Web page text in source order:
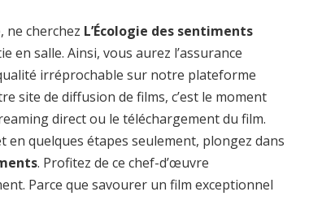
ne cherchez L’Écologie des sentiments
en salle. Ainsi, vous aurez l’assurance
irréprochable sur notre plateforme
site de diffusion de films, c’est le moment
direct ou le téléchargement du film.
quelques étapes seulement, plongez dans
. Profitez de ce chef-d’œuvre
Parce que savourer un film exceptionnel
Zenon: Girl of
the 21st Century
streaming VF HD
La Légende des
1000 dragons
streaming VF HD